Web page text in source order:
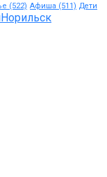
(522) Афиша (511) Дети